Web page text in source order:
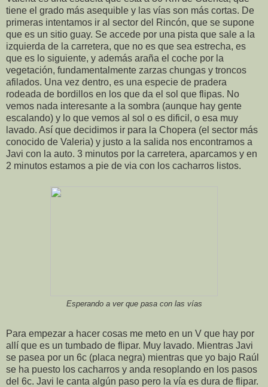
tiene el grado más asequible y las vías son más cortas. De
primeras intentamos ir al sector del Rincón, que se supone
que es un sitio guay. Se accede por una pista que sale a la
izquierda de la carretera, que no es que sea estrecha, es
que es lo siguiente, y además araña el coche por la
vegetación, fundamentalmente zarzas chungas y troncos
afilados. Una vez dentro, es una especie de pradera
rodeada de bordillos en los que da el sol que flipas. No
vemos nada interesante a la sombra (aunque hay gente
escalando) y lo que vemos al sol o es dificil, o esa muy
lavado. Así que decidimos ir para la Chopera (el sector más
conocido de Valeria) y justo a la salida nos encontramos a
Javi con la auto. 3 minutos por la carretera, aparcamos y en
2 minutos estamos a pie de via con los cacharros listos.
Esperando a ver que pasa con las vías
Para empezar a hacer cosas me meto en un V que hay por
allí que es un tumbado de flipar. Muy lavado. Mientras Javi
se pasea por un 6c (placa negra) mientras que yo bajo Raúl
se ha puesto los cacharros y anda resoplando en los pasos
del 6c. Javi le canta algún paso pero la vía es dura de flipar.